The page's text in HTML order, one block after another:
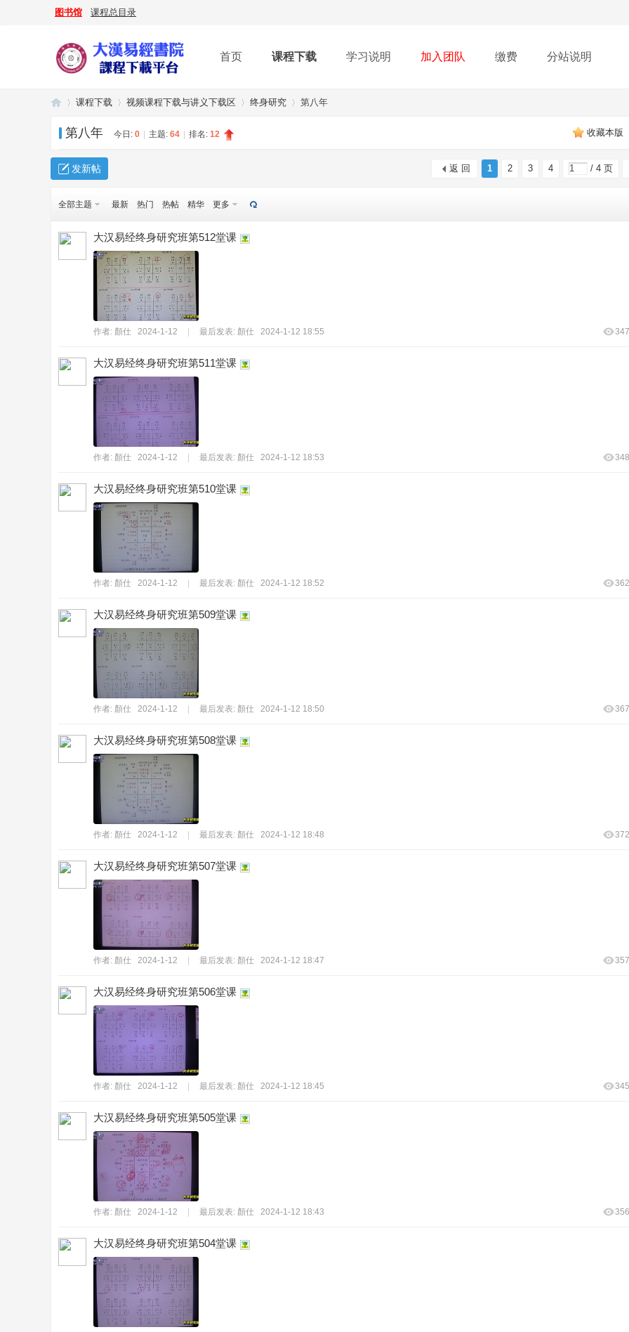
图书馆 课程总目录
首页 课程下载 学习说明 加入团队 缴费 分站说明
大
院
»
课程下载 视频课程下载与讲义下载区 终身研究 第八年
收藏本版
第八年 今日: 0 主题: 64 排名: 12
1 2 3 4 / 4 页
返 回
发新帖
全部主题 最新 热门 热帖 精华 更多
大汉易经终身研究班第512堂课
作者: 顏仕 2024-1-12 最后发表: 顏仕 2024-1-12 18:55
大汉易经终身研究班第511堂课
作者: 顏仕 2024-1-12 最后发表: 顏仕 2024-1-12 18:53
大汉易经终身研究班第510堂课
作者: 顏仕 2024-1-12 最后发表: 顏仕 2024-1-12 18:52
大汉易经终身研究班第509堂课
作者: 顏仕 2024-1-12 最后发表: 顏仕 2024-1-12 18:50
大汉易经终身研究班第508堂课
作者: 顏仕 2024-1-12 最后发表: 顏仕 2024-1-12 18:48
大汉易经终身研究班第507堂课
作者: 顏仕 2024-1-12 最后发表: 顏仕 2024-1-12 18:47
大汉易经终身研究班第506堂课
作者: 顏仕 2024-1-12 最后发表: 顏仕 2024-1-12 18:45
大汉易经终身研究班第505堂课
作者: 顏仕 2024-1-12 最后发表: 顏仕 2024-1-12 18:43
大汉易经终身研究班第504堂课